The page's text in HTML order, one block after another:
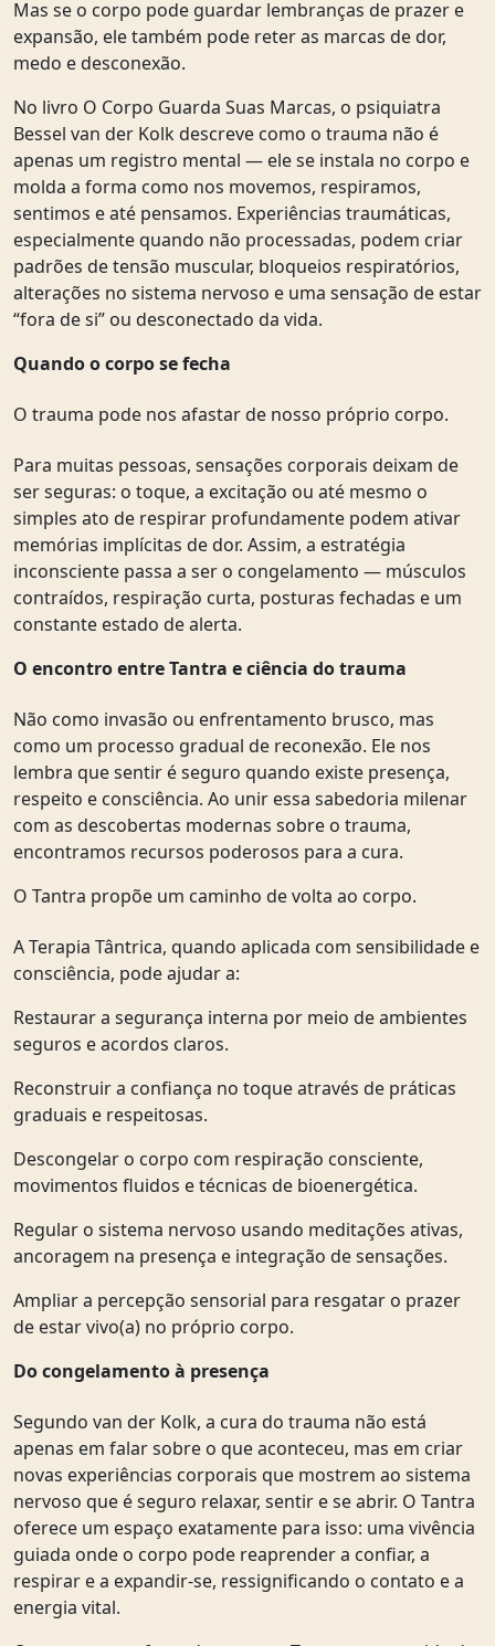
Mas se o corpo pode guardar lembranças de prazer e
expansão, ele também pode reter as marcas de dor,
medo e desconexão.
No livro O Corpo Guarda Suas Marcas, o psiquiatra
Bessel van der Kolk descreve como o trauma não é
apenas um registro mental — ele se instala no corpo e
molda a forma como nos movemos, respiramos,
sentimos e até pensamos. Experiências traumáticas,
especialmente quando não processadas, podem criar
padrões de tensão muscular, bloqueios respiratórios,
alterações no sistema nervoso e uma sensação de estar
“fora de si” ou desconectado da vida.
Quando o corpo se fecha
O trauma pode nos afastar de nosso próprio corpo.
Para muitas pessoas, sensações corporais deixam de
ser seguras: o toque, a excitação ou até mesmo o
simples ato de respirar profundamente podem ativar
memórias implícitas de dor. Assim, a estratégia
inconsciente passa a ser o congelamento — músculos
contraídos, respiração curta, posturas fechadas e um
constante estado de alerta.
O encontro entre Tantra e ciência do trauma
Não como invasão ou enfrentamento brusco, mas
como um processo gradual de reconexão. Ele nos
lembra que sentir é seguro quando existe presença,
respeito e consciência. Ao unir essa sabedoria milenar
com as descobertas modernas sobre o trauma,
encontramos recursos poderosos para a cura.
O Tantra propõe um caminho de volta ao corpo.
A Terapia Tântrica, quando aplicada com sensibilidade e
consciência, pode ajudar a:
Restaurar a segurança interna por meio de ambientes
seguros e acordos claros.
Reconstruir a confiança no toque através de práticas
graduais e respeitosas.
Descongelar o corpo com respiração consciente,
movimentos fluidos e técnicas de bioenergética.
Regular o sistema nervoso usando meditações ativas,
ancoragem na presença e integração de sensações.
Ampliar a percepção sensorial para resgatar o prazer
de estar vivo(a) no próprio corpo.
Do congelamento à presença
Segundo van der Kolk, a cura do trauma não está
apenas em falar sobre o que aconteceu, mas em criar
novas experiências corporais que mostrem ao sistema
nervoso que é seguro relaxar, sentir e se abrir. O Tantra
oferece um espaço exatamente para isso: uma vivência
guiada onde o corpo pode reaprender a confiar, a
respirar e a expandir-se, ressignificando o contato e a
energia vital.